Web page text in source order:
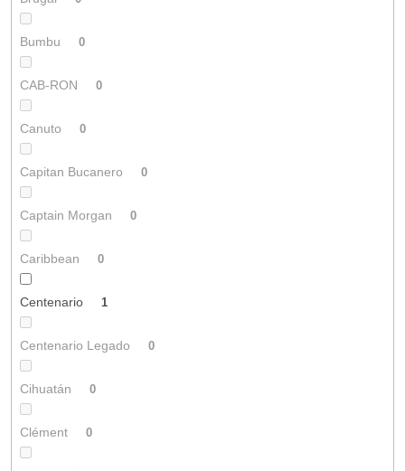
Bumbu 0
CAB-RON 0
Canuto 0
Capitan Bucanero 0
Captain Morgan 0
Caribbean 0
Centenario 1
Centenario Legado 0
Cihuatán 0
Clément 0